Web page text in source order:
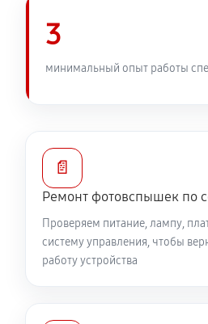
3
минимальный опыт работы
📄
Ремонт фотовспышек по
Проверяем питание, лампу,
систему управления, чтобы
работу устройства